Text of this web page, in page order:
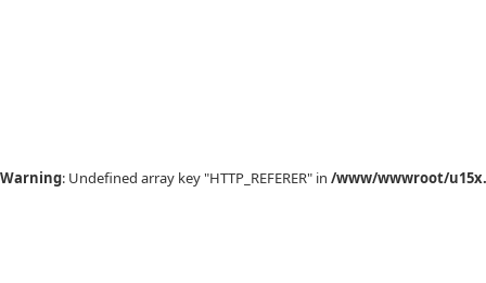
Warning: Undefined array key "HTTP_REFERER" in /www/wwwroot/